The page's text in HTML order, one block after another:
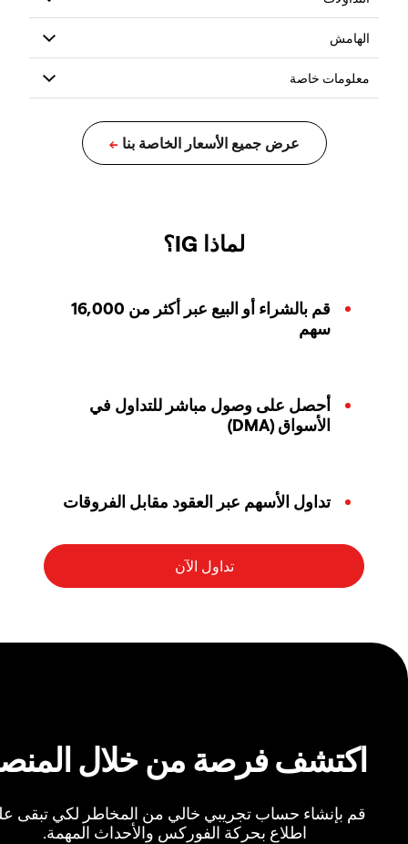
لماذا IG؟
قم بالشراء أو البيع عبر أكثر من 16,000
سهم
أحصل على وصول مباشر للتداول في
الأسواق (DMA)
تداول الأسهم عبر العقود مقابل الفروقات
اكتشف فرصة من خلال
قم بإنشاء حساب تجريبي خالي من المخاطر لكي تبقى
اطلاع بحركة الفوركس والأحداث المهمة.